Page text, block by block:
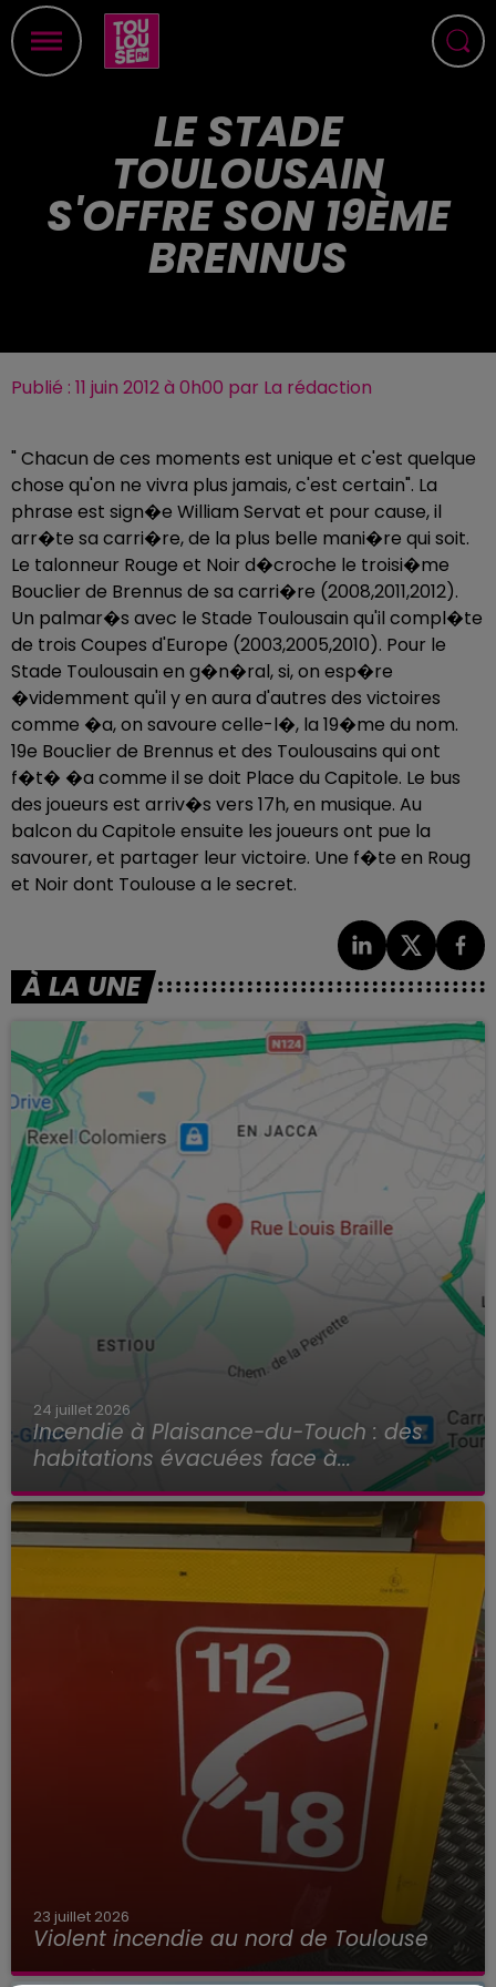
LE STADE
TOULOUSAIN
S'OFFRE SON 19ÈME
BRENNUS
Publié : 11 juin 2012 à 0h00 par La rédaction
" Chacun de ces moments est unique et c'est quelque
chose qu'on ne vivra plus jamais, c'est certain". La
phrase est sign�e William Servat et pour cause, il
arr�te sa carri�re, de la plus belle mani�re qui soit.
Le talonneur Rouge et Noir d�croche le troisi�me
Bouclier de Brennus de sa carri�re (2008,2011,2012).
Un palmar�s avec le Stade Toulousain qu'il compl�te
de trois Coupes d'Europe (2003,2005,2010). Pour le
Stade Toulousain en g�n�ral, si, on esp�re
�videmment qu'il y en aura d'autres des victoires
comme �a, on savoure celle-l�, la 19�me du nom.
19e Bouclier de Brennus et des Toulousains qui ont
f�t� �a comme il se doit Place du Capitole. Le bus
des joueurs est arriv�s vers 17h, en musique. Au
balcon du Capitole ensuite les joueurs ont pue la
savourer, et partager leur victoire. Une f�te en Roug
et Noir dont Toulouse a le secret.
À LA UNE
24 juillet 2026
Incendie à Plaisance-du-Touch : des
habitations évacuées face à...
23 juillet 2026
Violent incendie au nord de Toulouse